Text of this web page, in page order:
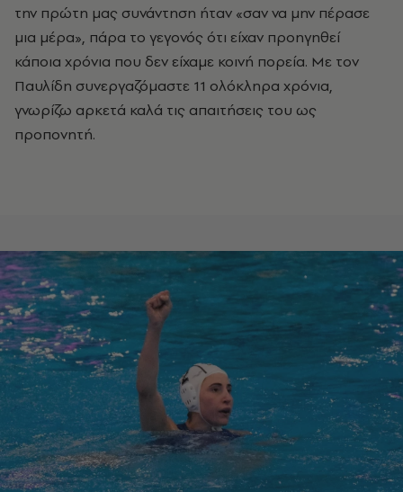
την πρώτη μας συνάντηση ήταν «σαν να μην πέρασε
μια μέρα», πάρα το γεγονός ότι είχαν προηγηθεί
κάποια χρόνια που δεν είχαμε κοινή πορεία. Με τον
Παυλίδη συνεργαζόμαστε 11 ολόκληρα χρόνια,
γνωρίζω αρκετά καλά τις απαιτήσεις του ως
προπονητή.